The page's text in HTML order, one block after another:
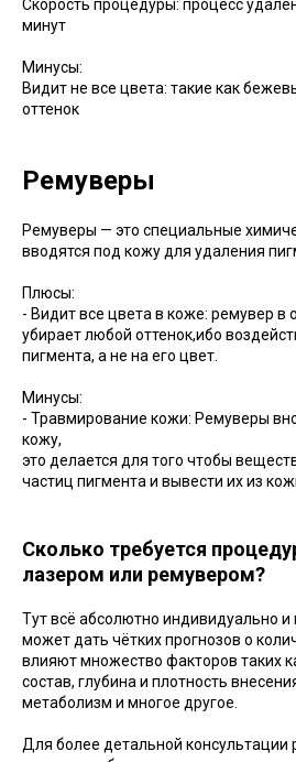
Скорость процедуры: процесс
минут
Минусы:
Видит не все цвета: такие как
оттенок
Ремуверы
Ремуверы — это специальные
вводятся под кожу для удаления
Плюсы:
- Видит все цвета в коже: ремувер в
убирает любой оттенок,ибо
пигмента, а не на его цвет.
Минусы:
- Травмирование кожи: Ремуверы
кожу,
это делается для того чтобы
частиц пигмента и вывести их из
Сколько требуется
лазером или ремувером?
Тут всё абсолютно индивидуально
может дать чётких прогнозов о
влияют множество факторов таких
состав, глубина и плотность
метаболизм и многое другое.
Для более детальной консультации